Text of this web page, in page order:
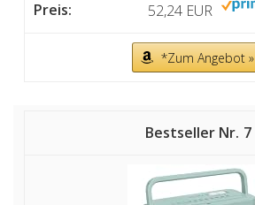
52,24 EUR
*Zum Angebot »
7